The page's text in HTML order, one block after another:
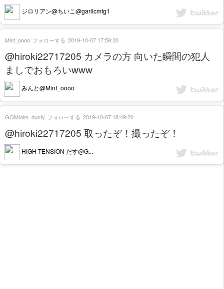
ジロリアン@ちいこ@garlicmtg1
@hiroki22717205 カメラの方 向いた瞬間の犯人
ましでおもろいwww
みんと@Mint_oooo
Mint_oooo フォローする 2019-10-07 17:59:20
@hiroki22717205 取ったぞ！撮ったぞ！
HIGH TENSION だす@G...
GOMIaim_dusty フォローする 2019-10-07 18:49:20